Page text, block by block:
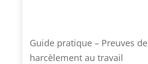
Guide pratique – Preuves de
harcèlement au travail